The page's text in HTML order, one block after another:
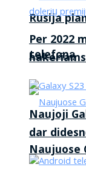
Rusija
telefoną
Naujuose
Per 2022
Naujoji
dar